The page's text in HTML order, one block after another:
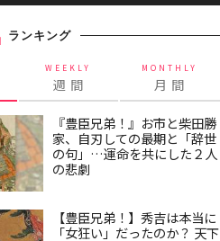
ランキング
WEEKLY
週 間
MONTHLY
月 間
『豊臣兄弟！』お市と柴田勝
家、自刃しての最期と「辞世
の句」…運命を共にした２人
の悲劇
【豊臣兄弟！】秀吉は本当に
「女狂い」だったのか？ 天下